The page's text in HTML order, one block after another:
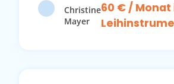
Christine
Mayer
60 € / Monat